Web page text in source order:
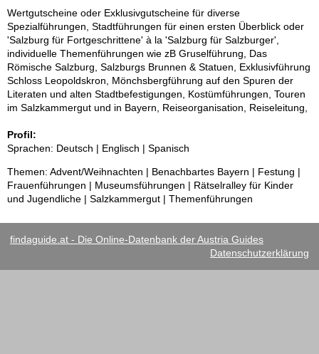
Wertgutscheine oder Exklusivgutscheine für diverse
Spezialführungen, Stadtführungen für einen ersten Überblick oder
'Salzburg für Fortgeschrittene' à la 'Salzburg für Salzburger',
individuelle Themenführungen wie zB Gruselführung, Das
Römische Salzburg, Salzburgs Brunnen & Statuen, Exklusivführung
Schloss Leopoldskron, Mönchsbergführung auf den Spuren der
Literaten und alten Stadtbefestigungen, Kostümführungen, Touren
im Salzkammergut und in Bayern, Reiseorganisation, Reiseleitung,
Profil:
Sprachen: Deutsch | Englisch | Spanisch
Themen: Advent/Weihnachten | Benachbartes Bayern | Festung |
Frauenführungen | Museumsführungen | Rätselralley für Kinder
und Jugendliche | Salzkammergut | Themenführungen
findaguide.at - Die Online-Datenbank der Austria Guides
Datenschutzerklärung